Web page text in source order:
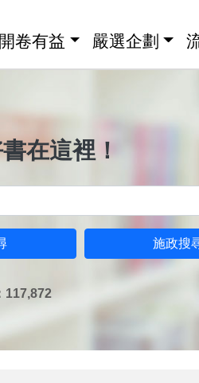
卷有益 嚴選企劃
在這裡！
施政搜
117,872